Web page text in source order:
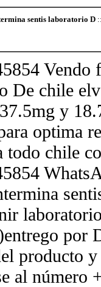
sentis laboratorio D::
Vendo
De chile
y
optima
todo chile
por
producto
al número